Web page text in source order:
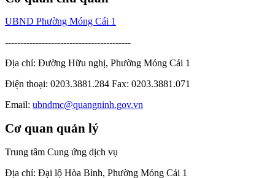
UBND Phường Móng Cái 1
-----------------------------------------
Địa chỉ: Đường Hữu nghị, Phường Móng Cái 1
Điện thoại: 0203.3881.284 Fax: 0203.3881.071
Email: ubndmc@quangninh.gov.vn
Cơ quan quản lý
Trung tâm Cung ứng dịch vụ
Địa chỉ: Đại lộ Hòa Bình, Phường Móng Cái 1